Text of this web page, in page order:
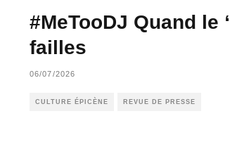
#MeTooDJ Quand
failles
06/07/2026
CULTURE ÉPICÈNE REVUE DE PRESSE